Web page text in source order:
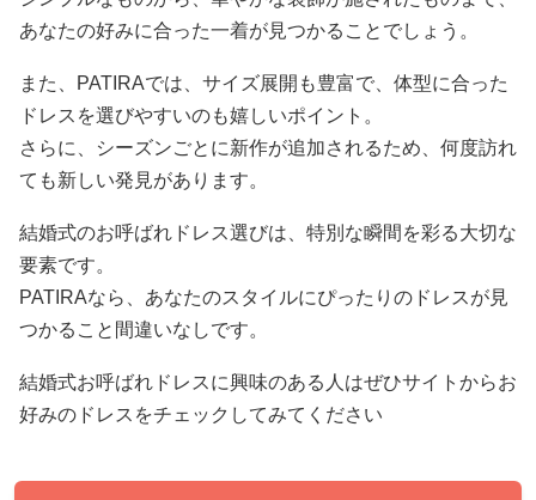
あなたの好みに合った一着が見つかることでしょう。
また、PATIRAでは、サイズ展開も豊富で、体型に合った
ドレスを選びやすいのも嬉しいポイント。
さらに、シーズンごとに新作が追加されるため、何度訪れ
ても新しい発見があります。
結婚式のお呼ばれドレス選びは、特別な瞬間を彩る大切な
要素です。
PATIRAなら、あなたのスタイルにぴったりのドレスが見
つかること間違いなしです。
結婚式お呼ばれドレスに興味のある人はぜひサイトからお
好みのドレスをチェックしてみてください